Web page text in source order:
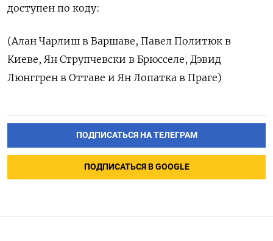
доступен по коду:
(Алан Чарлиш в Варшаве, Павел Политюк в
Киеве, Ян Струпчевски в Брюсселе, Дэвид
Люнггрен в Оттаве и Ян Лопатка в Праге)
ПОДПИСАТЬСЯ НА ТЕЛЕГРАМ
ПОДПИСАТЬСЯ В GOOGLE